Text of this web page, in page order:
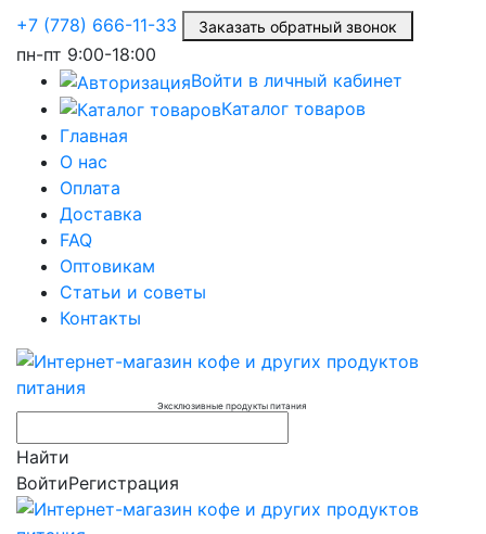
+7 (778) 666-11-33 Заказать обратный звонок
пн-пт 9:00-18:00
Войти в личный кабинет
Каталог товаров
Главная
О нас
Оплата
Доставка
FAQ
Оптовикам
Статьи и советы
Контакты
Эксклюзивные продукты питания
Найти
ВойтиРегистрация